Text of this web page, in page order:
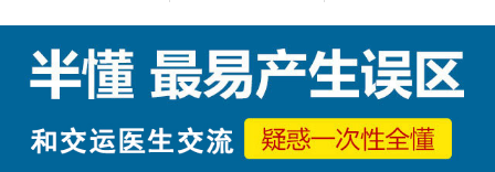
卡佛：
手术费用还能接受，早上去的，下午就正常上班
了，出血不多，还不错。
大叔：